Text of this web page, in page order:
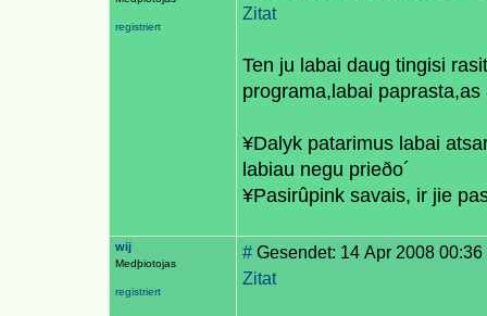
registriert
Zitat
Ten ju labai daug tingisi
programa,labai
¥Dalyk patarimus labai
labiau negu prieðo´
¥Pasirûpink savais, ir jie
wij
Medþiotojas
registriert
# Gesendet: 14 Apr 2008
Zitat